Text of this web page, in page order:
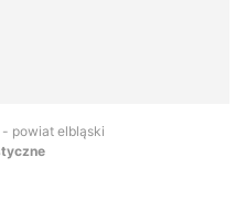
powiat elbląski